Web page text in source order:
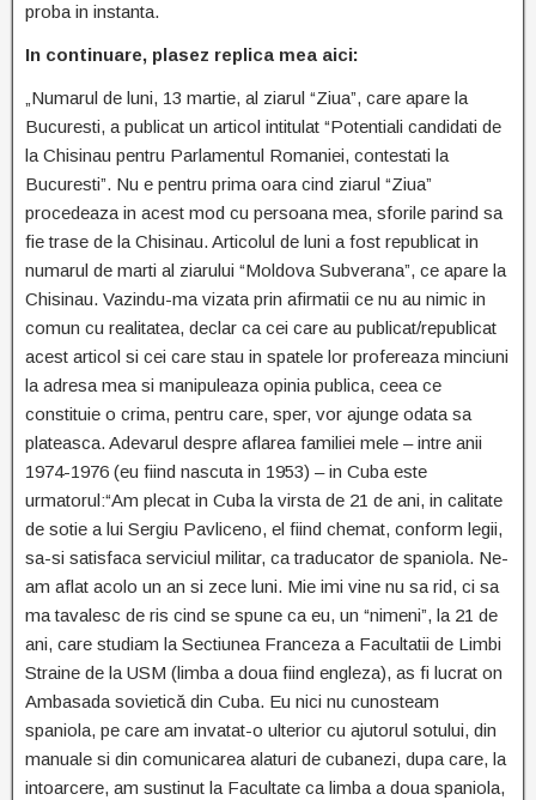
proba in instanta.
In continuare, plasez replica mea aici:
„Numarul de luni, 13 martie, al ziarul “Ziua”, care apare la
Bucuresti, a publicat un articol intitulat “Potentiali candidati de
la Chisinau pentru Parlamentul Romaniei, contestati la
Bucuresti”. Nu e pentru prima oara cind ziarul “Ziua”
procedeaza in acest mod cu persoana mea, sforile parind sa
fie trase de la Chisinau. Articolul de luni a fost republicat in
numarul de marti al ziarului “Moldova Subverana”, ce apare la
Chisinau. Vazindu-ma vizata prin afirmatii ce nu au nimic in
comun cu realitatea, declar ca cei care au publicat/republicat
acest articol si cei care stau in spatele lor profereaza minciuni
la adresa mea si manipuleaza opinia publica, ceea ce
constituie o crima, pentru care, sper, vor ajunge odata sa
plateasca. Adevarul despre aflarea familiei mele – intre anii
1974-1976 (eu fiind nascuta in 1953) – in Cuba este
urmatorul:“Am plecat in Cuba la virsta de 21 de ani, in calitate
de sotie a lui Sergiu Pavliceno, el fiind chemat, conform legii,
sa-si satisfaca serviciul militar, ca traducator de spaniola. Ne-
am aflat acolo un an si zece luni. Mie imi vine nu sa rid, ci sa
ma tavalesc de ris cind se spune ca eu, un “nimeni”, la 21 de
ani, care studiam la Sectiunea Franceza a Facultatii de Limbi
Straine de la USM (limba a doua fiind engleza), as fi lucrat оn
Ambasada sovietică din Cuba. Eu nici nu cunosteam
spaniola, pe care am invatat-o ulterior cu ajutorul sotului, din
manuale si din comunicarea alaturi de cubanezi, dupa care, la
intoarcere, am sustinut la Facultate ca limba a doua spaniola,